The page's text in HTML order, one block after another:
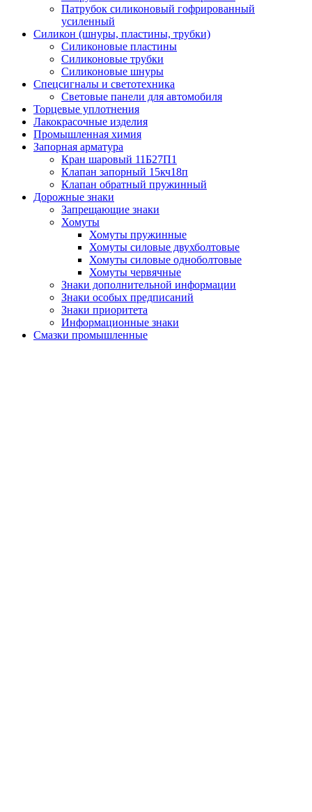
Патрубок силиконовый гофрированный
усиленный
Силикон (шнуры, пластины, трубки)
Силиконовые пластины
Силиконовые трубки
Силиконовые шнуры
Спецсигналы и светотехника
Световые панели для автомобиля
Торцевые уплотнения
Лакокрасочные изделия
Промышленная химия
Запорная арматура
Кран шаровый 11Б27П1
Клапан запорный 15кч18п
Клапан обратный пружинный
Дорожные знаки
Запрещающие знаки
Хомуты
Хомуты пружинные
Хомуты силовые двухболтовые
Хомуты силовые одноболтовые
Хомуты червячные
Знаки дополнительной информации
Знаки особых предписаний
Знаки приоритета
Информационные знаки
Смазки промышленные